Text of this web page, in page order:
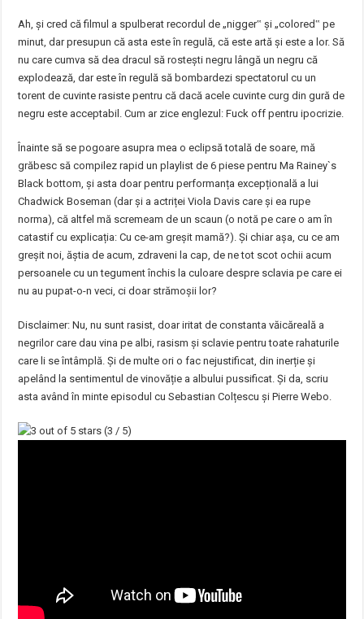
Ah, și cred că filmul a spulberat recordul de „nigger‟ și „colored‟ pe
minut, dar presupun că asta este în regulă, că este artă și este a lor. Să
nu care cumva să dea dracul să rostești negru lângă un negru că
explodează, dar este în regulă să bombardezi spectatorul cu un
torent de cuvinte rasiste pentru că dacă acele cuvinte curg din gură de
negru este acceptabil. Cum ar zice englezul: Fuck off pentru ipocrizie.
Înainte să se pogoare asupra mea o eclipsă totală de soare, mă
grăbesc să compilez rapid un playlist de 6 piese pentru Ma Rainey`s
Black bottom, și asta doar pentru performanța excepțională a lui
Chadwick Boseman (dar și a actriței Viola Davis care și ea rupe
norma), că altfel mă scremeam de un scaun (o notă pe care o am în
catastif cu explicația: Cu ce-am greșit mamă?). Și chiar așa, cu ce am
greșit noi, ăștia de acum, zdraveni la cap, de ne tot scot ochii acum
persoanele cu un tegument închis la culoare despre sclavia pe care ei
nu au pupat-o-n veci, ci doar strămoșii lor?
Disclaimer: Nu, nu sunt rasist, doar iritat de constanta văicăreală a
negrilor care dau vina pe albi, rasism și sclavie pentru toate rahaturile
care li se întâmplă. Și de multe ori o fac nejustificat, din inerție și
apelând la sentimentul de vinovăție a albului pussificat. Și da, scriu
asta având în minte episodul cu Sebastian Colțescu și Pierre Webo.
(3 / 5)